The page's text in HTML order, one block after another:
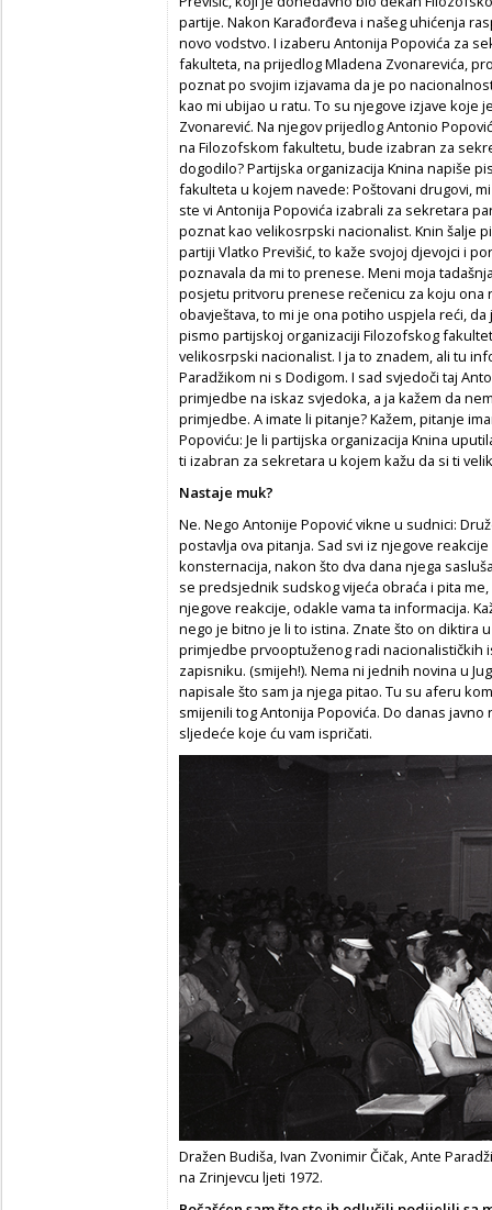
partije. Nakon Karađorđeva i našeg uhićenja
novo vodstvo. I izaberu Antonija Popovića za
fakulteta, na prijedlog Mladena Zvonarevića,
poznat po svojim izjavama da je po
kao mi ubijao u ratu. To su njegove izjave koje
Zvonarević. Na njegov prijedlog Antonio
na Filozofskom fakultetu, bude izabran za
dogodilo? Partijska organizacija Knina napiše
fakulteta u kojem navede: Poštovani drugovi,
ste vi Antonija Popovića izabrali za sekretara
poznat kao velikosrpski nacionalist. Knin šalje
partiji Vlatko Previšić, to kaže svojoj djevojci i
poznavala da mi to prenese. Meni moja
posjetu pritvoru prenese rečenicu za koju ona
obavještava, to mi je ona potiho uspjela reći,
pismo partijskoj organizaciji Filozofskog
velikosrpski nacionalist. I ja to znadem, ali tu
Paradžikom ni s Dodigom. I sad svjedoči taj
primjedbe na iskaz svjedoka, a ja kažem da
primjedbe. A imate li pitanje? Kažem, pitanje
Popoviću: Je li partijska organizacija Knina
ti izabran za sekretara u kojem kažu da si ti
Nastaje muk?
Ne. Nego Antonije Popović vikne u sudnici:
postavlja ova pitanja. Sad svi iz njegove
konsternacija, nakon što dva dana njega
se predsjednik sudskog vijeća obraća i pita
njegove reakcije, odakle vama ta informacija.
nego je bitno je li to istina. Znate što on diktira
primjedbe prvooptuženog radi nacionalističkih
zapisniku. (smijeh!). Nema ni jednih novina u
napisale što sam ja njega pitao. Tu su aferu
smijenili tog Antonija Popovića. Do danas
sljedeće koje ću vam ispričati.
Dražen Budiša, Ivan Zvonimir Čičak, Ante
na Zrinjevcu ljeti 1972.